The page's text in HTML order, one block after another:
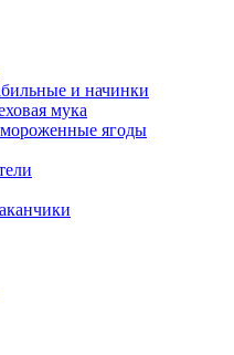
и начинки
мука
ягоды